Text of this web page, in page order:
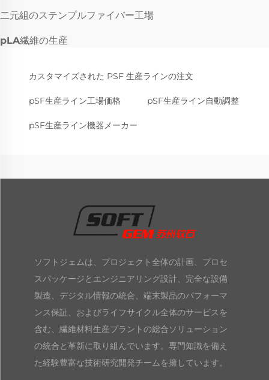
二元組のステンプルファイバー工場
pLA繊維の生産
カスタマイズされた PSF 生産ラインの注文
pSF生産ライン工場価格 pSF生産ライン自動調整
pSF生産ライン機器メーカー
ソフトジェムは、プロジェクト全体の計画、プロセ
スパッケージとエンジニアリング設計、完全な設備
製造、デジタル情報の統合、端末製品のパフォーマ
ンス保証、およびライフサイクル全体のサービスを
含む、繊維材料生産プラントの総合ソリューション
の統合と革新に取り組んでいます。専門知識を備え
た経験豊富な技術研究開発チームを擁しています。